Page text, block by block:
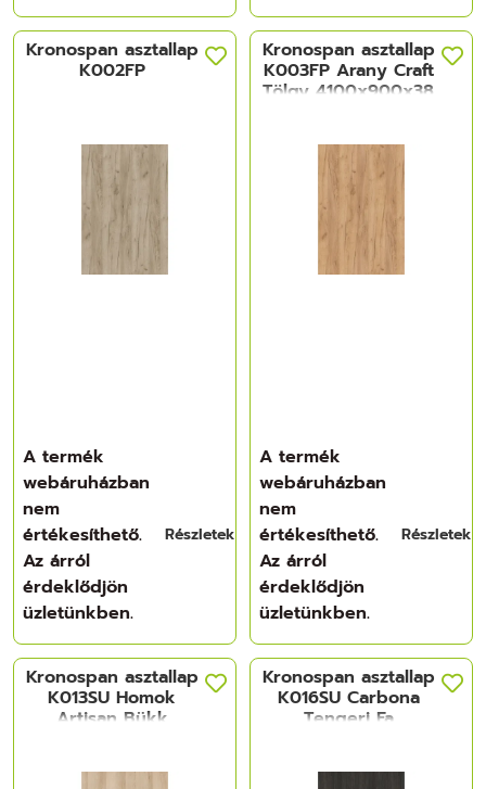
Kronospan asztallap
K002FP
A termék
webáruházban
nem
értékesíthető.
Az árról
érdeklődjön
üzletünkben.
Részletek
Kronospan asztallap
K003FP Arany Craft
Tölgy 4100x900x38
A termék
webáruházban
nem
értékesíthető.
Az árról
érdeklődjön
üzletünkben.
Részletek
Kronospan asztallap
K013SU Homok
Artisan Bükk
Kronospan asztallap
K016SU Carbona
Tengeri Fa